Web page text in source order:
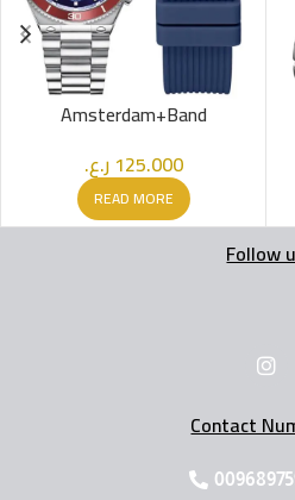
Amsterdam+Band
125.000 ر.ع.
READ MORE
Follow
Contact